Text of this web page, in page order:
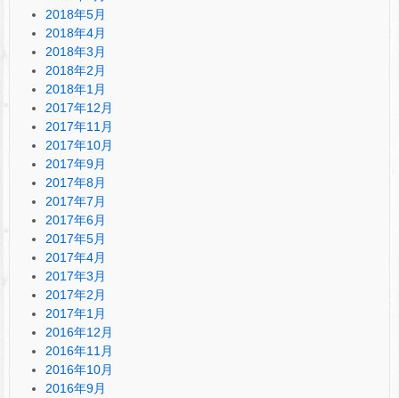
2018年5月
2018年4月
2018年3月
2018年2月
2018年1月
2017年12月
2017年11月
2017年10月
2017年9月
2017年8月
2017年7月
2017年6月
2017年5月
2017年4月
2017年3月
2017年2月
2017年1月
2016年12月
2016年11月
2016年10月
2016年9月